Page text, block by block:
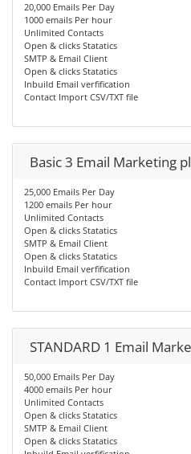
20,000 Emails Per Day
1000 emails Per hour
Unlimited Contacts
Open & clicks Statatics
SMTP & Email Client
Open & clicks Statatics
Inbuild Email verfification
Contact Import CSV/TXT file
Basic 3 Email Marketing
25,000 Emails Per Day
1200 emails Per hour
Unlimited Contacts
Open & clicks Statatics
SMTP & Email Client
Open & clicks Statatics
Inbuild Email verfification
Contact Import CSV/TXT file
STANDARD 1 Email
50,000 Emails Per Day
4000 emails Per hour
Unlimited Contacts
Open & clicks Statatics
SMTP & Email Client
Open & clicks Statatics